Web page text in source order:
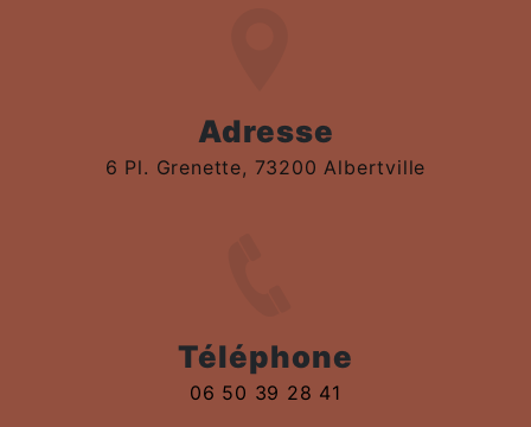
Adresse
6 Pl. Grenette, 73200 Albertville
Téléphone
06 50 39 28 41